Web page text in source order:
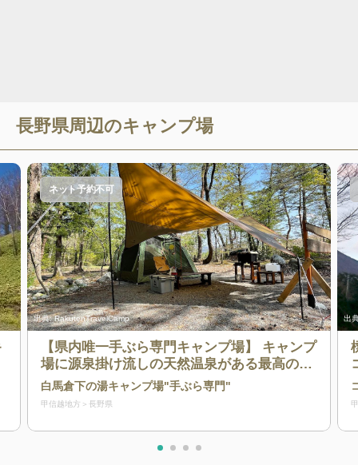
長野県周辺のキャンプ場
出典:RakutenTravelCamp
ネット予約不可
【県内唯一手ぶら専門キャンプ場】 キャンプ
場に源泉掛け流しの天然温泉がある最高のロ
ケーション！白馬の山々を見ながらの露天風
呂は最高の贅沢。
白馬倉下の湯キャンプ場"手ぶら専門"
甲信越地方 長野県
出